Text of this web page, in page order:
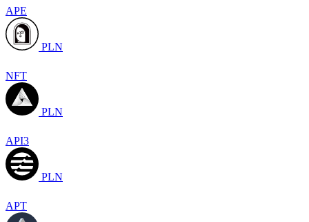
APE
PLN
NFT
PLN
API3
PLN
APT